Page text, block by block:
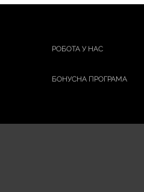
РОБОТА У НАС
БОНУСНА ПРОГРАМА